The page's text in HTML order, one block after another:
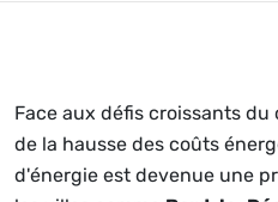
Face aux défis croissants
de la hausse des coûts
d'énergie est devenue une